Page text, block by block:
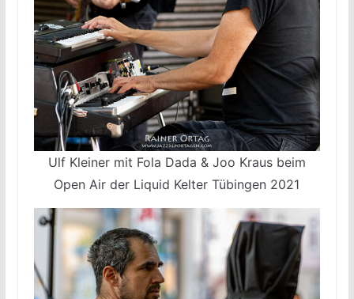
Ulf Kleiner mit Fola Dada & Joo Kraus beim
Open Air der Liquid Kelter Tübingen 2021